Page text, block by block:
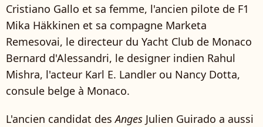
Cristiano Gallo et sa femme, l'ancien pilote de F1
Mika Häkkinen et sa compagne Marketa
Remesovai, le directeur du Yacht Club de Monaco
Bernard d'Alessandri, le designer indien Rahul
Mishra, l'acteur Karl E. Landler ou Nancy Dotta,
consule belge à Monaco.
L'ancien candidat desAnges Julien Guirado a aussi